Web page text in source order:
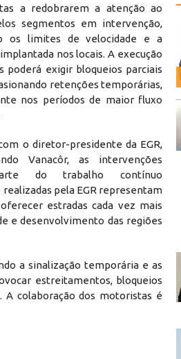
a redobrarem a atenção ao
segmentos em intervenção,
os limites de velocidade e a
nos locais. A execução
poderá exigir bloqueios parciais
retenções temporárias,
nos períodos de maior fluxo
o diretor-presidente da EGR,
Vanacôr, as intervenções
do trabalho contínuo
pela EGR representam
estradas cada vez mais
e desenvolvimento das regiões
a sinalização temporária e as
estreitamentos, bloqueios
colaboração dos motoristas é